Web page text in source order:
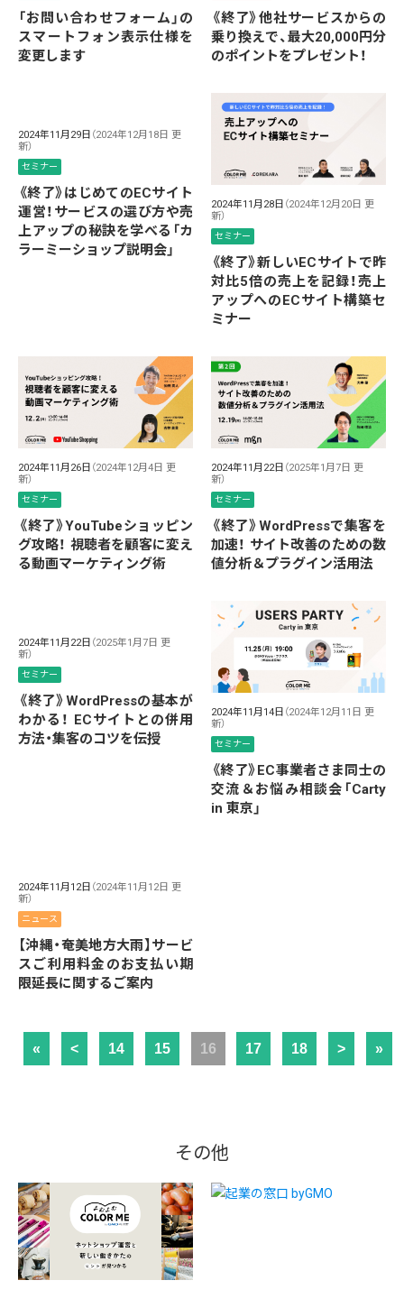
「お問い合わせフォーム」の
スマートフォン表示仕様を
変更します
《終了》他社サービスからの
乗り換えで、最大20,000円分
のポイントをプレゼント！
2024年11月29日 （2024年12月18日 更
新）
セミナー
《終了》はじめてのECサイト
運営！サービスの選び方や売
上アップの秘訣を学べる「カ
ラーミーショップ説明会」
2024年11月28日 （2024年12月20日 更
新）
セミナー
《終了》新しいECサイトで昨
対比5倍の売上を記録！売上
アップへのECサイト構築セ
ミナー
2024年11月26日 （2024年12月4日 更
新）
セミナー
《終了》YouTubeショッピン
グ攻略！ 視聴者を顧客に変え
る動画マーケティング術
2024年11月22日 （2025年1月7日 更
新）
セミナー
《終了》WordPressで集客を
加速！ サイト改善のための数
値分析＆プラグイン活用法
2024年11月22日 （2025年1月7日 更
新）
セミナー
《終了》WordPressの基本が
わかる！ ECサイトとの併用
方法・集客のコツを伝授
2024年11月14日 （2024年12月11日 更
新）
セミナー
《終了》EC事業者さま同士の
交流＆お悩み相談会「Carty
in 東京」
2024年11月12日 （2024年11月12日 更
新）
ニュース
【沖縄・奄美地方大雨】サービ
スご利用料金のお支払い期
限延長に関するご案内
« < 14 15 16 17 18 > »
その他